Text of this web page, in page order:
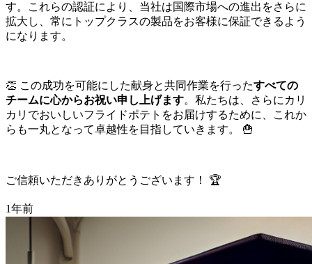
す。これらの認証により、当社は国際市場への進出をさらに
拡大し、常にトップクラスの製品をお客様に保証できるよう
になります。
👏 この成功を可能にした献身と共同作業を行ったすべての
チームに心からお祝い申し上げます。私たちは、さらにカリ
カリでおいしいフライドポテトをお届けするために、これか
らも一丸となって卓越性を目指していきます。 🍟
ご信頼いただきありがとうございます！ 🏆
1年前